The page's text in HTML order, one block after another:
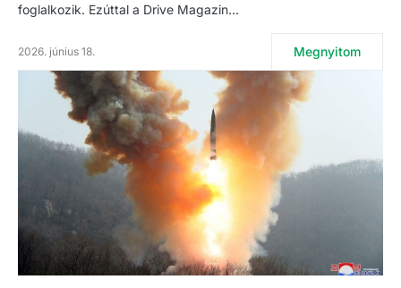
foglalkozik. Ezúttal a Drive Magazin…
2026. június 18. Megnyitom